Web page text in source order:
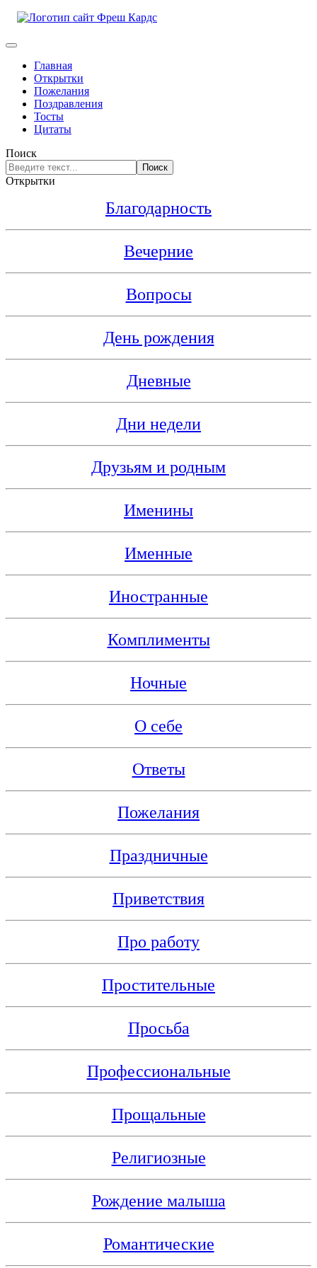
Главная
Открытки
Пожелания
Поздравления
Тосты
Цитаты
Поиск
Поиск
Открытки
Благодарность
Вечерние
Вопросы
День рождения
Дневные
Дни недели
Друзьям и родным
Именины
Именные
Иностранные
Комплименты
Ночные
О себе
Ответы
Пожелания
Праздничные
Приветствия
Про работу
Простительные
Просьба
Профессиональные
Прощальные
Религиозные
Рождение малыша
Романтические